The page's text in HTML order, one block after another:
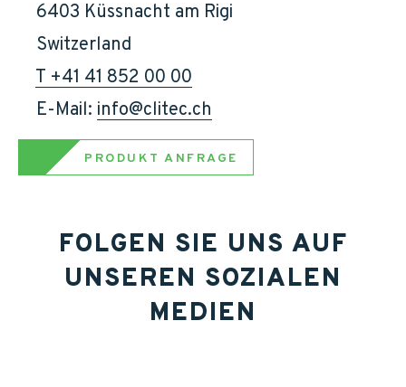
    6403 Küssnacht am Rigi
    Switzerland
T +41 41 852 00 00
    E-Mail:
info@clitec.ch
PRODUKT ANFRAGE
FOLGEN SIE UNS AUF
UNSEREN SOZIALEN
MEDIEN